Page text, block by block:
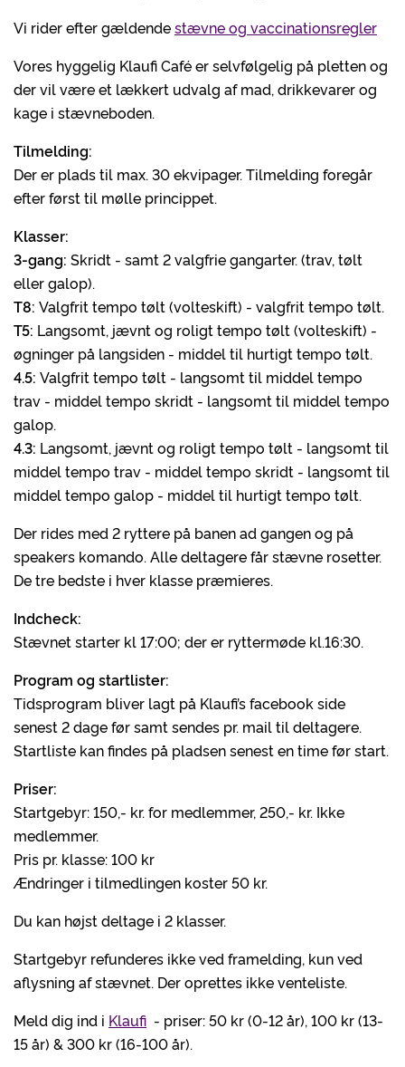
Vi rider efter gældendestævne og vaccinationsregler
Vores hyggelig Klaufi Café er selvfølgelig på pletten og
der vil være et lækkert udvalg af mad, drikkevarer og
kage i stævneboden.
Tilmelding:
Der er plads til max. 30 ekvipager. Tilmelding foregår
efter først til mølle princippet.
Klasser:
3-gang: Skridt - samt 2 valgfrie gangarter. (trav, tølt
eller galop).
T8: Valgfrit tempo tølt (volteskift) - valgfrit tempo tølt.
T5: Langsomt, jævnt og roligt tempo tølt (volteskift) -
øgninger på langsiden - middel til hurtigt tempo tølt.
4.5: Valgfrit tempo tølt - langsomt til middel tempo
trav - middel tempo skridt - langsomt til middel tempo
galop.
4.3: Langsomt, jævnt og roligt tempo tølt - langsomt til
middel tempo trav - middel tempo skridt - langsomt til
middel tempo galop - middel til hurtigt tempo tølt.
Der rides med 2 ryttere på banen ad gangen og på
speakers komando. Alle deltagere får stævne rosetter.
De tre bedste i hver klasse præmieres.
Indcheck:
Stævnet starter kl 17:00; der er ryttermøde kl.16:30.
Program og startlister:
Tidsprogram bliver lagt på Klaufi’s facebook side
senest 2 dage før samt sendes pr. mail til deltagere.
Startliste kan findes på pladsen senest en time før start.
Priser:
Startgebyr: 150,- kr. for medlemmer, 250,- kr. Ikke
medlemmer.
Pris pr. klasse: 100 kr
Ændringer i tilmedlingen koster 50 kr.
Du kan højst deltage i 2 klasser.
Startgebyr refunderes ikke ved framelding, kun ved
aflysning af stævnet. Der oprettes ikke venteliste.
Meld dig ind i Klaufi - priser: 50 kr (0-12 år), 100 kr (13-
15 år) & 300 kr (16-100 år).